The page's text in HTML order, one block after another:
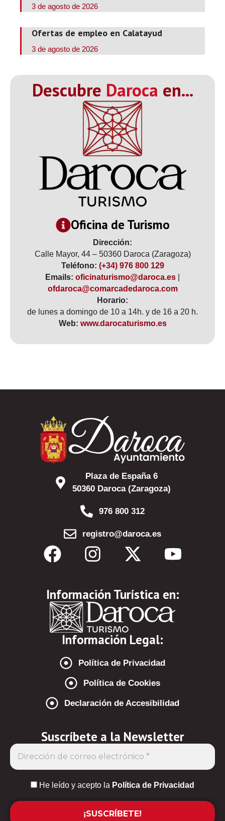
3 de agosto de 2026
Ofertas de empleo en Calatayud
3 de agosto de 2026
Descubre Daroca en...
Oficina de Turismo
Dirección:
Calle Mayor, 44 – 50360 Daroca (Zaragoza)
Teléfono: (+34) 976 800 129
Emails: oficinaturismo@daroca.es
ofdaroca@comarcadedaroca.com
Horario:
de lunes a domingo de 10 a 14h. y de 16 a 20 h.
Web: www.darocaturismo.es
Plaza de España 6
50360 Daroca (Zaragoza)
976 800 312
registro@daroca.es
Información Turística en:
Información Legal:
Política de Privacidad
Política de Cookies
Declaración de Accesibilidad
Suscríbete a la Newsletter
He leído y acepto la Política de Privacidad